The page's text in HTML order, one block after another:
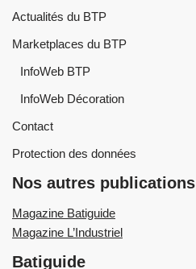
Actualités du BTP
Marketplaces du BTP
InfoWeb BTP
InfoWeb Décoration
Contact
Protection des données
Nos autres publications
Magazine Batiguide
Magazine L’Industriel
Batiguide